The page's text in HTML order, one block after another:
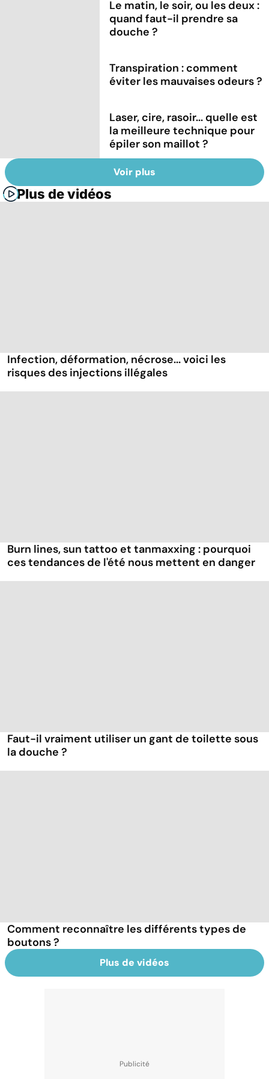
Le matin, le soir, ou les deux :
quand faut-il prendre sa
douche ?
Transpiration : comment
éviter les mauvaises odeurs ?
Laser, cire, rasoir... quelle est
la meilleure technique pour
épiler son maillot ?
Voir plus
Plus de vidéos
Infection, déformation, nécrose... voici les
risques des injections illégales
Burn lines, sun tattoo et tanmaxxing : pourquoi
ces tendances de l'été nous mettent en danger
Faut-il vraiment utiliser un gant de toilette sous
la douche ?
Comment reconnaître les différents types de
boutons ?
Plus de vidéos